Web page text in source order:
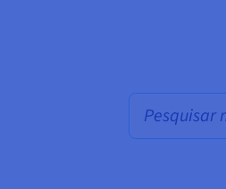
Pesquisa em